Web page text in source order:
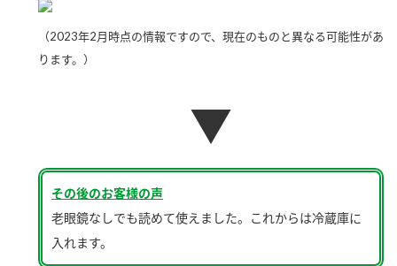
クイック調味料 レモン果汁
Fibee（ファイビー）
くらしプラ酢
カンタン酢
ぽん酢
かおりの蔵
つゆ
鍋なび
国内事業概要
ミツカンの歴史
環境への取り組み
ZENB initiative
採用情報
ニュースリリース
（2023年2月時点の情報ですので、現在のものと異なる可能性があ
ります。）
▼
その後のお客様の声
老眼鏡なしでも読めて使えました。これからは冷蔵庫に
入れます。